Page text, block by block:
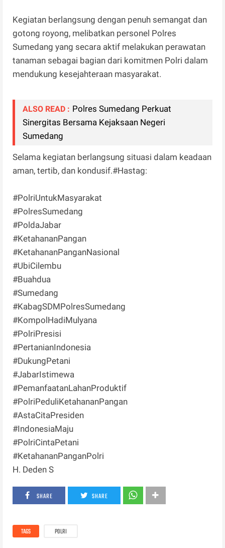
Kegiatan berlangsung dengan penuh semangat dan
gotong royong, melibatkan personel Polres
Sumedang yang secara aktif melakukan perawatan
tanaman sebagai bagian dari komitmen Polri dalam
mendukung kesejahteraan masyarakat.
ALSO READ : Polres Sumedang Perkuat
Sinergitas Bersama Kejaksaan Negeri
Sumedang
Selama kegiatan berlangsung situasi dalam keadaan
aman, tertib, dan kondusif.#Hastag:
#PolriUntukMasyarakat
#PolresSumedang
#PoldaJabar
#KetahananPangan
#KetahananPanganNasional
#UbiCilembu
#Buahdua
#Sumedang
#KabagSDMPolresSumedang
#KompolHadiMulyana
#PolriPresisi
#PertanianIndonesia
#DukungPetani
#JabarIstimewa
#PemanfaatanLahanProduktif
#PolriPeduliKetahananPangan
#AstaCitaPresiden
#IndonesiaMaju
#PolriCintaPetani
#KetahananPanganPolri
H. Deden S
SHARE SHARE
TAGS POLRI